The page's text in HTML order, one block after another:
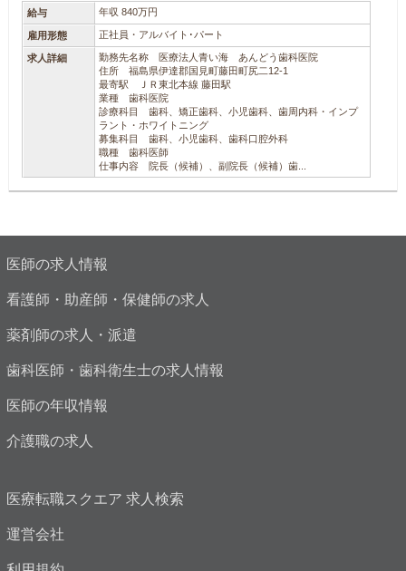
給与 年収 840万円
雇用形態 正社員・アルバイト･パート
求人詳細
勤務先名称 医療法人青い海 あんどう歯科医院
住所 福島県伊達郡国見町藤田町尻二12-1
最寄駅 ＪＲ東北本線 藤田駅
業種 歯科医院
診療科目 歯科、矯正歯科、小児歯科、歯周内科・インプ
ラント・ホワイトニング
募集科目 歯科、小児歯科、歯科口腔外科
職種 歯科医師
仕事内容 院長（候補）、副院長（候補）歯...
医師の求人情報
看護師・助産師・保健師の求人
薬剤師の求人・派遣
歯科医師・歯科衛生士の求人情報
医師の年収情報
介護職の求人
医療転職スクエア 求人検索
運営会社